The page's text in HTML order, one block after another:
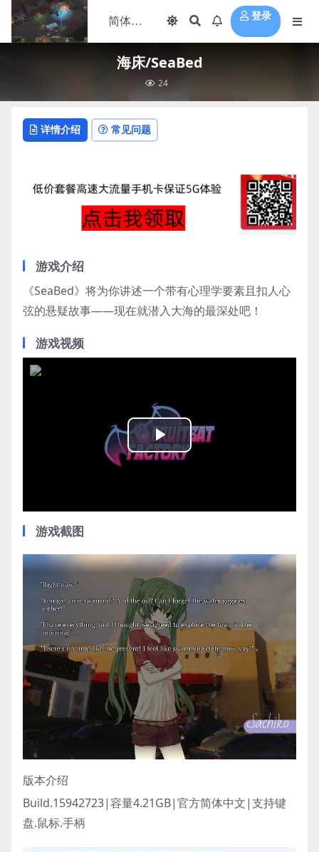
登录
海床/SeaBed
24
详情介绍 常见问题
游戏介绍
《SeaBed》将为你讲述一个带有心理学要素且扣人心
弦的悬疑故事——现在就潜入大海的最深处吧！
游戏视频
Play
游戏截图
版本介绍
Build.15942723|容量4.21GB|官方简体中文|支持键
盘.鼠标.手柄